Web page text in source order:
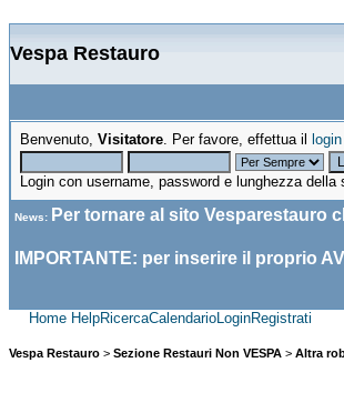
Vespa Restauro
Benvenuto, Visitatore. Per favore, effettua il login
Login con username, password e lunghezza della
News: Per tornare al sito Vesparestauro
IMPORTANTE: per inserire il proprio
Home HelpRicercaCalendarioLoginRegistrati
Vespa Restauro > Sezione Restauri Non VESPA > Altra